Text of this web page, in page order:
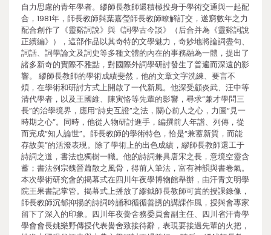
自力思慮的青年學者。繆師長教師還積極投身于學術交通與一起配
合，1981年，師長教師與葉嘉瑩師長教師瞭解訂交，遂窮數年之力
配合創作了《靈谿詞說》與《詞學古今談》（后合并為《靈谿詞說
正續編》），這部作品以其奇特的文學魅力，奇妙地將論詞盡句、
詞話、詞學論文及詞史等多種文體的內在的事務融為一體，提出了
諸多新奇的實際不雅點，對國際外詞學研討發生了普遍而深遠的影
響。 繆師長教師的學術成績斐然，他的文章文字洗練、要言不
煩，在學術和研討方式上開啟了一代新風。他深受顧炎武、汪中等
清代學者，以及王國維、陳寅恪等先輩的影響，尋求“兼才學問三
長”的治學境界，應用“詩史互證”之法，關心前人之心，力圖“見一
時期之心”。同時，他從人物研討進手，編撰前人年譜、列傳，從
而完成“知人論世”。師長教師的學術特色，恰是“兼蓄新質，而能
存故美”的活潑表現。除了學術上的出色成績，繆師長教師還工于
詩詞之道，書法也獨樹一幟。他的詩詞兼具唐宋之長，意境空靈含
蓄；書法例宗魏晉蕭散之風骨，得前人筆法，富有神韻與書卷氣。
本次學術研究會的揭幕式在四川年夜學博物館舉辦，由汗青文明學
院王果書記掌管。揭幕式上播放了繆鉞師長教師可貴的授課錄像，
師長教師沉郁抑揚的詩詞吟誦和循循善誘的講課作風，授與會專家
留下了深入的印象。四川年夜黌舍務委員會副主任、四川省汗青學
學會會長姚樂野傳授代表黌舍致接待辭，表現要接過先輩的火把，